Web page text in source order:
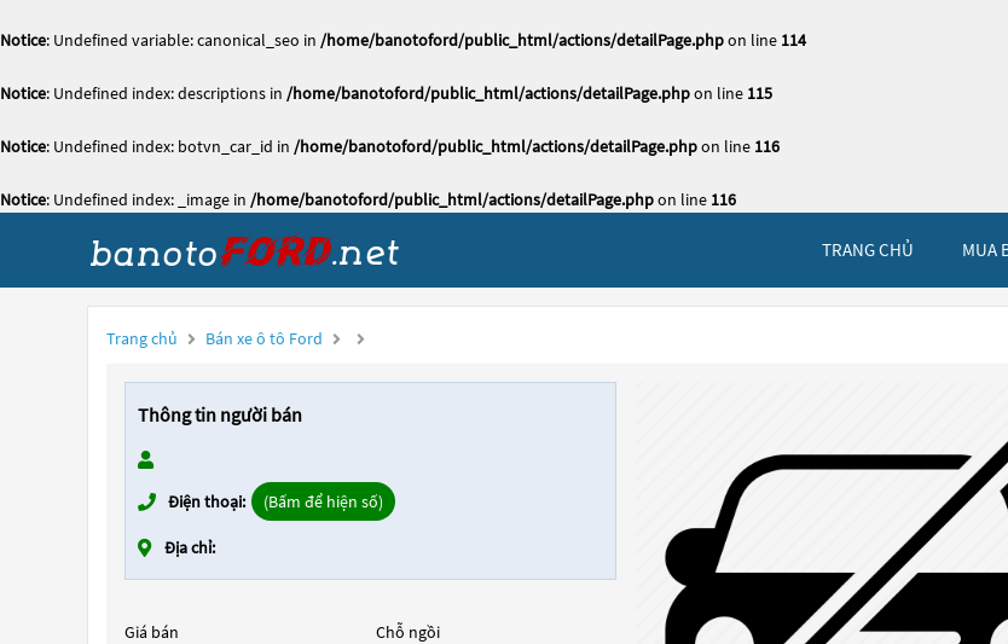
Notice: Undefined variable: canonical_seo in /home/banotoford/public_html/actions/detailPage.phpon line 114
Notice: Undefined index: descriptions in /home/banotoford/public_html/actions/detailPage.phpon line 115
Notice: Undefined index: botvn_car_id in /home/banotoford/public_html/actions/detailPage.phpon line 116
Notice: Undefined index: _image in /home/banotoford/public_html/actions/detailPage.phpon line 116
TRANG CHỦ MUA
Trang chủ Bán xe ô tô Ford
Thông tin người bán
Điện thoại: (Bấm để hiện số)
Địa chỉ:
Giá bán Chỗ ngồi